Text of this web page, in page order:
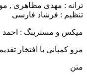
ترانه : مهدی مظاهری ,
تنظیم : فرشاد فارسی
میکس و مسترینگ : احمد
مزو کمپانی با افتخار
متن